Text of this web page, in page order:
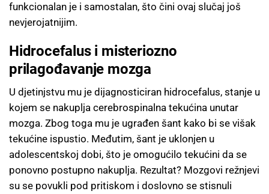
funkcionalan je i samostalan, što čini ovaj slučaj još
nevjerojatnijim.
Hidrocefalus i misteriozno
prilagođavanje mozga
U djetinjstvu mu je dijagnosticiran hidrocefalus, stanje u
kojem se nakuplja cerebrospinalna tekućina unutar
mozga. Zbog toga mu je ugrađen šant kako bi se višak
tekućine ispustio. Međutim, šant je uklonjen u
adolescentskoj dobi, što je omogućilo tekućini da se
ponovno postupno nakuplja. Rezultat? Mozgovi režnjevi
su se povukli pod pritiskom i doslovno se stisnuli